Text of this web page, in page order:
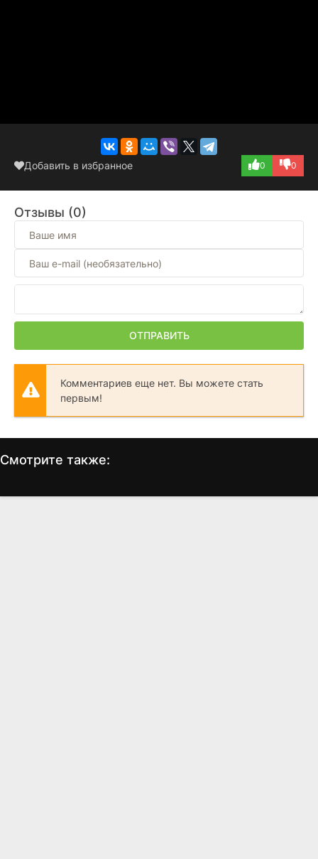
Добавить в избранное 0 0
Отзывы (0)
ОТПРАВИТЬ
Комментариев еще нет. Вы можете стать
первым!
Смотрите также:
Через год в это же время
Тюрьма «Лакхнау